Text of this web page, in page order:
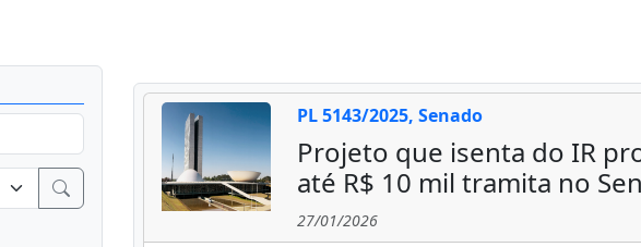
PL 5143/2025, Senado
Projeto que isenta do IR
até R$ 10 mil tramita no
27/01/2026